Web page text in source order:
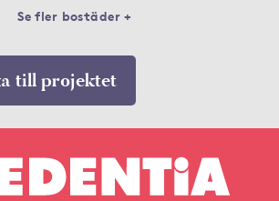
Se fler bostäder +
till projektet